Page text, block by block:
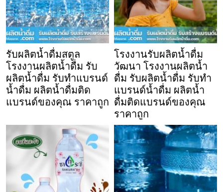
รับผลิตน้ำดื่มสตูล
โรงงานผลิตน้ำดื่ม รับ
ผลิตน้ำดื่ม รับทำแบรนด์
น้ำดื่ม ผลิตน้ำดื่มติด
แบรนด์ของคุณ ราคาถูก
โรงงานรับผลิตน้ำดื่ม
วัฒนา โรงงานผลิตน้ำ
ดื่ม รับผลิตน้ำดื่ม รับทำ
แบรนด์น้ำดื่ม ผลิตน้ำ
ดื่มติดแบรนด์ของคุณ
ราคาถูก